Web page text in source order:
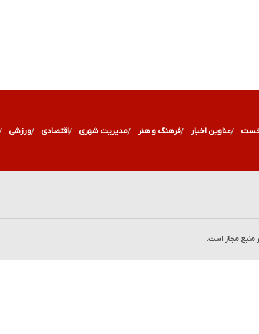
عناوین اخبار فرهنگ و هنر مدیریت شهری اقتصادی ورزشی
منبع مجاز است.